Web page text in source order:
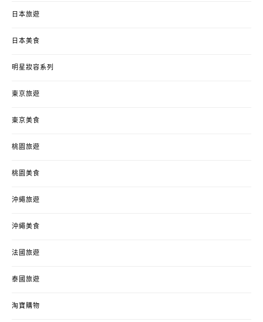
日本旅遊
日本美食
明星妝容系列
東京旅遊
東京美食
桃園旅遊
桃園美食
沖繩旅遊
沖繩美食
法國旅遊
泰國旅遊
淘寶購物